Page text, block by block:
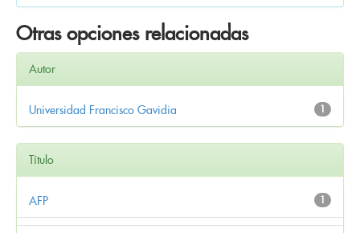
Otras opciones relacionadas
Autor
1
Universidad Francisco Gavidia
Título
1
AFP